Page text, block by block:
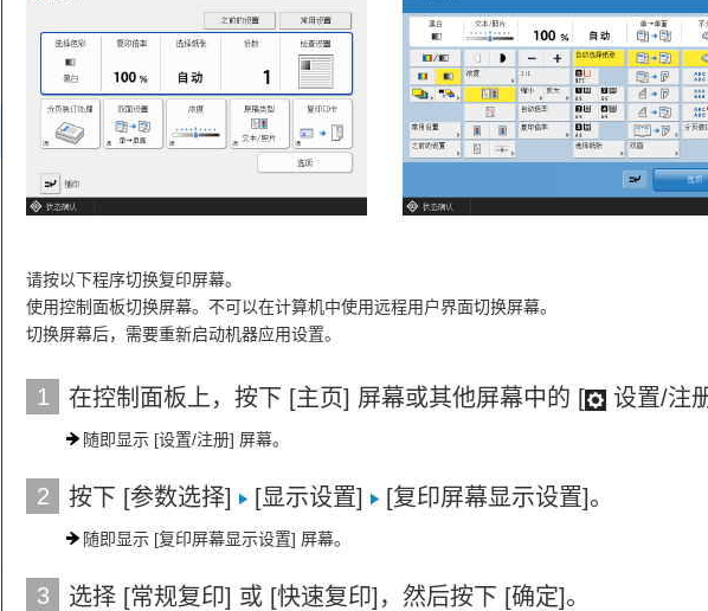
请按以下程序切换复印屏幕。
使用控制面板切换屏幕。不可以在计算机中使用远程用户界面切换屏幕。
切换屏幕后，需要重新启动机器应用设置。
1 在控制面板上，按下 [主页] 屏幕或其他屏幕中的 [ 设置/注
随即显示 [设置/注册] 屏幕。
2 按下 [参数选择] [显示设置] [复印屏幕显示设置]。
随即显示 [复印屏幕显示设置] 屏幕。
3 选择 [常规复印] 或 [快速复印]，然后按下 [确定]。